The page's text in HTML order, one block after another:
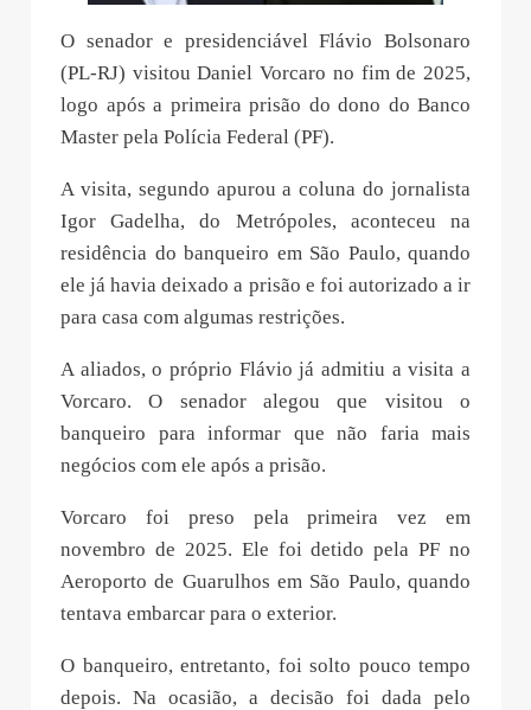
O senador e presidenciável Flávio Bolsonaro
(PL-RJ) visitou Daniel Vorcaro no fim de 2025,
logo após a primeira prisão do dono do Banco
Master pela Polícia Federal (PF).
A visita, segundo apurou a coluna do jornalista
Igor Gadelha, do Metrópoles, aconteceu na
residência do banqueiro em São Paulo, quando
ele já havia deixado a prisão e foi autorizado a ir
para casa com algumas restrições.
A aliados,o próprio Flávio já admitiu a visita a
Vorcaro. O senador alegou que visitou o
banqueiro para informar que não faria mais
negócios com ele após a prisão.
Vorcaro foi preso pela primeira vez em
novembro de 2025. Ele foi detido pela PF no
Aeroporto de Guarulhos em São Paulo, quando
tentava embarcar para o exterior.
O banqueiro, entretanto, foi solto pouco tempo
depois. Na ocasião, a decisão foi dada pelo